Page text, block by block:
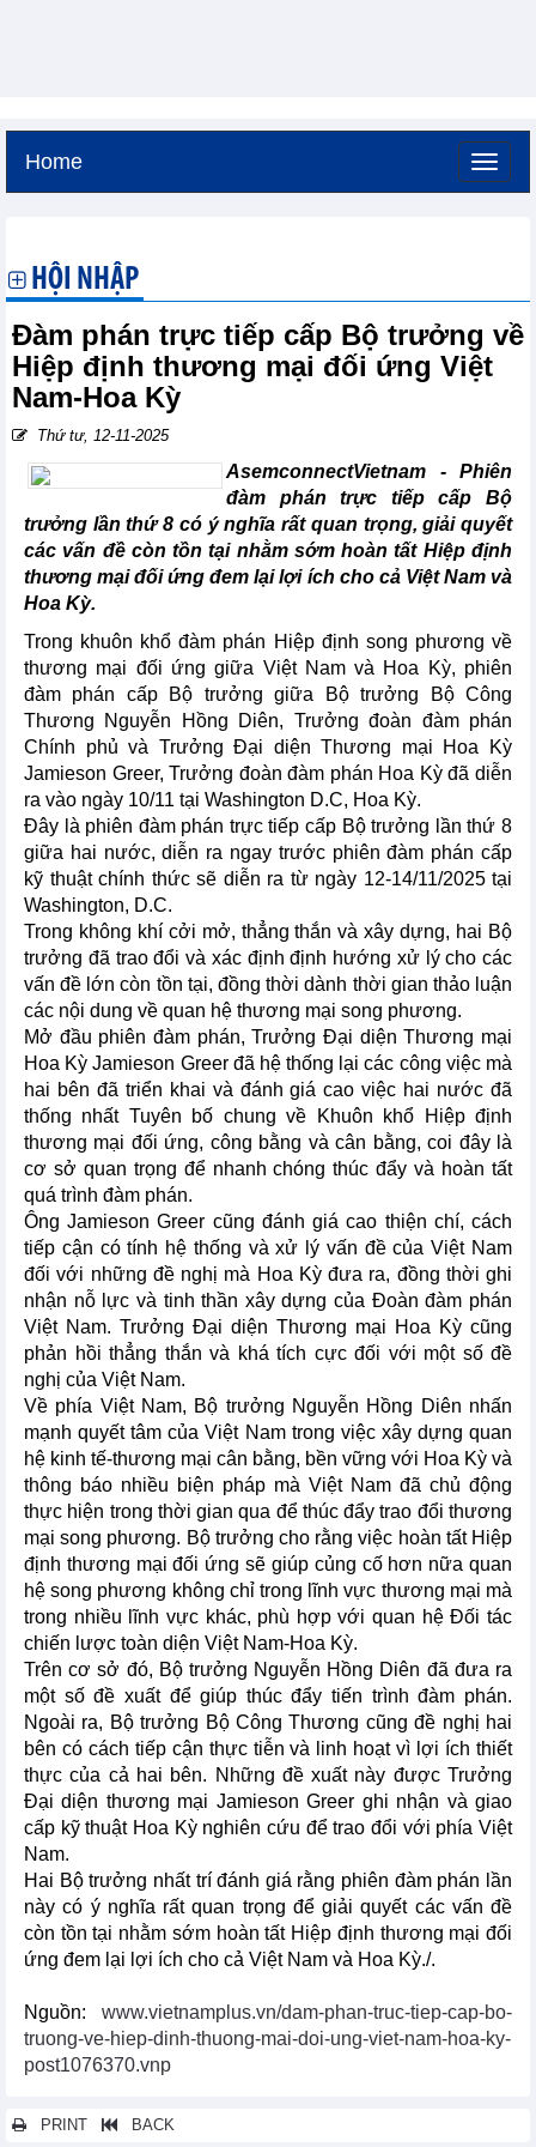
Home
HỘI NHẬP
Đàm phán trực tiếp cấp Bộ trưởng về
Hiệp định thương mại đối ứng Việt
Nam-Hoa Kỳ
Thứ tư, 12-11-2025
AsemconnectVietnam - Phiên
đàm phán trực tiếp cấp Bộ
trưởng lần thứ 8 có ý nghĩa rất quan trọng, giải quyết
các vấn đề còn tồn tại nhằm sớm hoàn tất Hiệp định
thương mại đối ứng đem lại lợi ích cho cả Việt Nam và
Hoa Kỳ.
Trong khuôn khổ đàm phán Hiệp định song phương về
thương mại đối ứng giữa Việt Nam và Hoa Kỳ, phiên
đàm phán cấp Bộ trưởng giữa Bộ trưởng Bộ Công
Thương Nguyễn Hồng Diên, Trưởng đoàn đàm phán
Chính phủ và Trưởng Đại diện Thương mại Hoa Kỳ
Jamieson Greer, Trưởng đoàn đàm phán Hoa Kỳ đã diễn
ra vào ngày 10/11 tại Washington D.C, Hoa Kỳ.
Đây là phiên đàm phán trực tiếp cấp Bộ trưởng lần thứ 8
giữa hai nước, diễn ra ngay trước phiên đàm phán cấp
kỹ thuật chính thức sẽ diễn ra từ ngày 12-14/11/2025 tại
Washington, D.C.
Trong không khí cởi mở, thẳng thắn và xây dựng, hai Bộ
trưởng đã trao đổi và xác định định hướng xử lý cho các
vấn đề lớn còn tồn tại, đồng thời dành thời gian thảo luận
các nội dung về quan hệ thương mại song phương.
Mở đầu phiên đàm phán, Trưởng Đại diện Thương mại
Hoa Kỳ Jamieson Greer đã hệ thống lại các công việc mà
hai bên đã triển khai và đánh giá cao việc hai nước đã
thống nhất Tuyên bố chung về Khuôn khổ Hiệp định
thương mại đối ứng, công bằng và cân bằng, coi đây là
cơ sở quan trọng để nhanh chóng thúc đẩy và hoàn tất
quá trình đàm phán.
Ông Jamieson Greer cũng đánh giá cao thiện chí, cách
tiếp cận có tính hệ thống và xử lý vấn đề của Việt Nam
đối với những đề nghị mà Hoa Kỳ đưa ra, đồng thời ghi
nhận nỗ lực và tinh thần xây dựng của Đoàn đàm phán
Việt Nam. Trưởng Đại diện Thương mại Hoa Kỳ cũng
phản hồi thẳng thắn và khá tích cực đối với một số đề
nghị của Việt Nam.
Về phía Việt Nam, Bộ trưởng Nguyễn Hồng Diên nhấn
mạnh quyết tâm của Việt Nam trong việc xây dựng quan
hệ kinh tế-thương mại cân bằng, bền vững với Hoa Kỳ và
thông báo nhiều biện pháp mà Việt Nam đã chủ động
thực hiện trong thời gian qua để thúc đẩy trao đổi thương
mại song phương. Bộ trưởng cho rằng việc hoàn tất Hiệp
định thương mại đối ứng sẽ giúp củng cố hơn nữa quan
hệ song phương không chỉ trong lĩnh vực thương mại mà
trong nhiều lĩnh vực khác, phù hợp với quan hệ Đối tác
chiến lược toàn diện Việt Nam-Hoa Kỳ.
Trên cơ sở đó, Bộ trưởng Nguyễn Hồng Diên đã đưa ra
một số đề xuất để giúp thúc đẩy tiến trình đàm phán.
Ngoài ra, Bộ trưởng Bộ Công Thương cũng đề nghị hai
bên có cách tiếp cận thực tiễn và linh hoạt vì lợi ích thiết
thực của cả hai bên. Những đề xuất này được Trưởng
Đại diện thương mại Jamieson Greer ghi nhận và giao
cấp kỹ thuật Hoa Kỳ nghiên cứu để trao đổi với phía Việt
Nam.
Hai Bộ trưởng nhất trí đánh giá rằng phiên đàm phán lần
này có ý nghĩa rất quan trọng để giải quyết các vấn đề
còn tồn tại nhằm sớm hoàn tất Hiệp định thương mại đối
ứng đem lại lợi ích cho cả Việt Nam và Hoa Kỳ./.
Nguồn: www.vietnamplus.vn/dam-phan-truc-tiep-cap-bo-
truong-ve-hiep-dinh-thuong-mai-doi-ung-viet-nam-hoa-ky-
post1076370.vnp
PRINT BACK